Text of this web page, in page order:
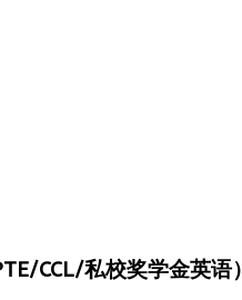
CCL/私校奖学金英语）